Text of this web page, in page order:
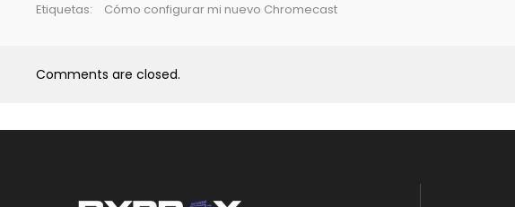
Etiquetas: Cómo configurar mi nuevo Chromecast
Comments are closed.